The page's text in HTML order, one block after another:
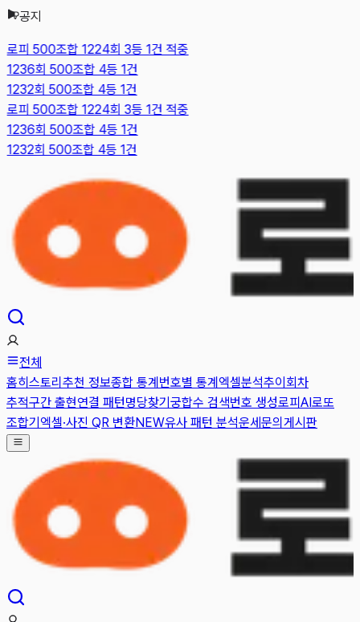
공지
로피 500조합 1224회 3등 1건 적중
1236회 500조합 4등 1건
1232회 500조합 4등 1건
로피 500조합 1224회 3등 1건 적중
1236회 500조합 4등 1건
1232회 500조합 4등 1건
전체
홈히스토리 추천 정보종합 통계번호별 통계엑셀분석추이 회차
추적구간 출현연결 패턴명당찾기궁합수 검색번호 생성로피AI로또
조합기엑셀·사진 QR 변환NEW유사 패턴 분석운세문의게시판